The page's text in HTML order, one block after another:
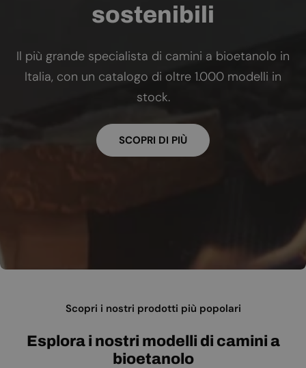
sostenibili
Il più grande specialista di camini a bioetanolo in
Italia, con un catalogo di oltre 1.000 modelli in
stock.
SCOPRI DI PIÙ
Scopri i nostri prodotti più popolari
Esplora i nostri modelli di camini a
bioetanolo